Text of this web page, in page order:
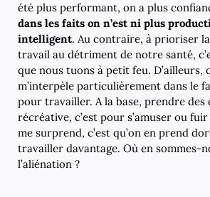
été plus performant, on a plus
dans les faits on n’est ni plus
intelligent. Au contraire, à prioriser
travail au détriment de notre santé,
que nous tuons à petit feu. D’ailleurs,
m’interpèle particulièrement dans le
pour travailler. A la base, prendre des
récréative, c’est pour s’amuser ou
me surprend, c’est qu’on en prend
travailler davantage. Où en sommes-
l’aliénation ?